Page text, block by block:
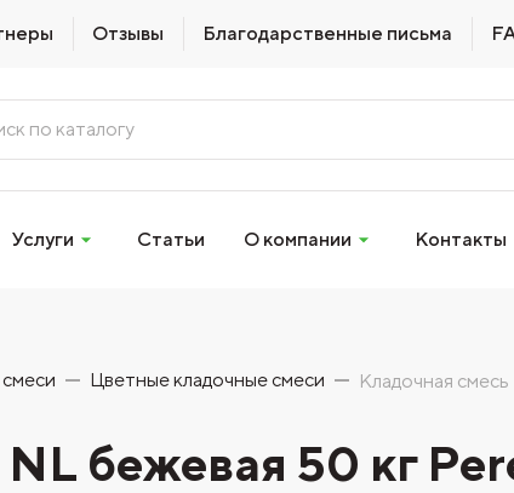
Отзывы Благодарственные письма
Услуги Статьи О компании Контакты
Цветные кладочные смеси Кладочная
бежевая 50 кг